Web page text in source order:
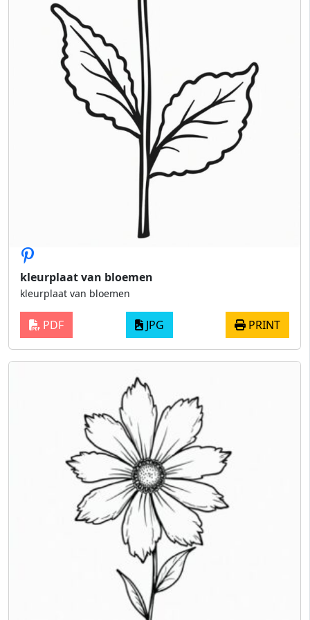
kleurplaat van bloemen
kleurplaat van bloemen
PDF JPG PRINT